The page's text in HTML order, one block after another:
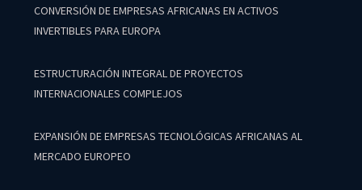
CONVERSIÓN DE EMPRESAS AFRICANAS EN ACTIVOS
INVERTIBLES PARA EUROPA
ESTRUCTURACIÓN INTEGRAL DE PROYECTOS
INTERNACIONALES COMPLEJOS
EXPANSIÓN DE EMPRESAS TECNOLÓGICAS AFRICANAS AL
MERCADO EUROPEO